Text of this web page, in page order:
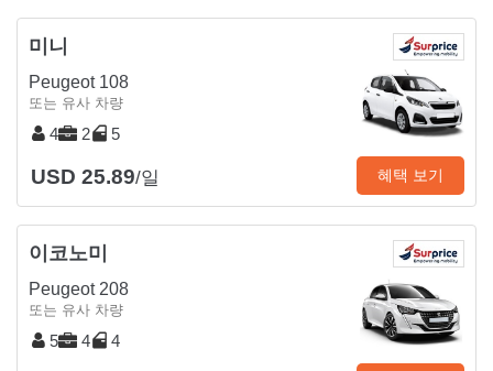
미니
Peugeot 108
또는 유사 차량
4 2 5
USD 25.89/일 혜택 보기
이코노미
Peugeot 208
또는 유사 차량
5 4 4